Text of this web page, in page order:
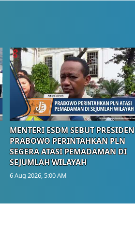
MENTERI ESDM SEBUT PRESIDEN
PRABOWO PERINTAHKAN PLN
SEGERA ATASI PEMADAMAN DI
SEJUMLAH WILAYAH
6 Aug 2026, 5:00 AM